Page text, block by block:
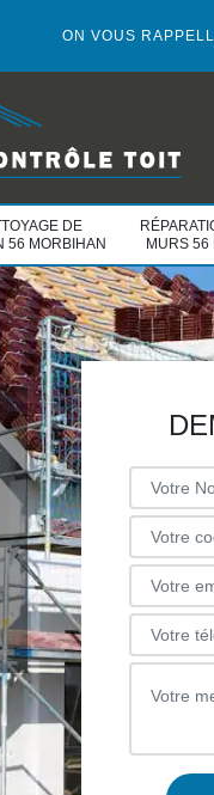
ON VOUS
DE
56 MORBIHAN
MURS 56